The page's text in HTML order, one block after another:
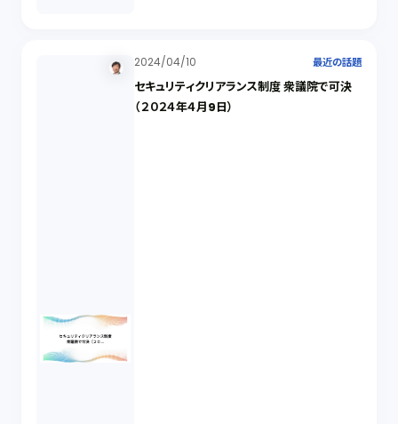
2024/04/10 最近の話題
セキュリティクリアランス制度 衆議院で可決
（２０２４年４月9日）